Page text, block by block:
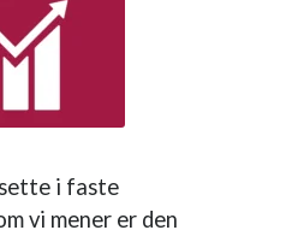
i faste
vi mener er den